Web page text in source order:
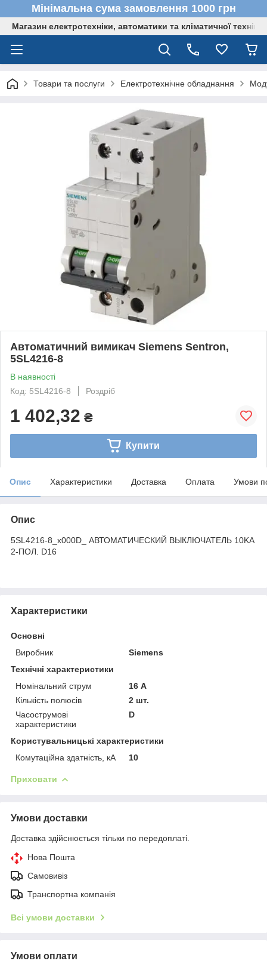
Мінімальна сума замовлення 1000 грн
Магазин електротехніки, автоматики та кліматичної техніки
Товари та послуги Електротехнічне обладнання
Автоматичний вимикач Siemens Sentron,
5SL4216-8
В наявності
Код: 5SL4216-8
Роздріб
1 402,32 ₴
Купити
Опис Характеристики Доставка Оплата Умови
Опис
5SL4216-8_x000D_ АВТОМАТИЧЕСКИЙ ВЫКЛЮЧАТЕЛЬ 10KA
2-ПОЛ. D16
Характеристики
Основні
Виробник
Siemens
Технічні характеристики
Номінальний струм
16 А
Кількість полюсів
2 шт.
Часострумові
характеристики
D
Користувальницькі характеристики
Комутаційна здатність, кА
10
Приховати
Умови доставки
Доставка здійснюється тільки по передоплаті.
Нова Пошта
Самовивіз
Транспортна компанія
Всі умови доставки
Умови оплати